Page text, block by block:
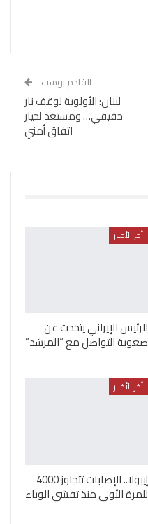
القادم بوست
لبنان: الأولوية لوقف نار
حقيقي… ومستعد لخيار
اتفاق أمني
أخر الأخبار
الرئيس الإيراني يتحدث عن
صعوبة التواصل مع “المرشد”
أخر الأخبار
إيبولا.. الإصابات تتجاوز 4000
للمرة الأولى منذ تفشي الوباء